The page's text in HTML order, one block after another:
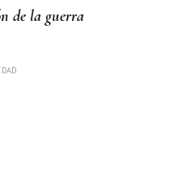
de la guerra